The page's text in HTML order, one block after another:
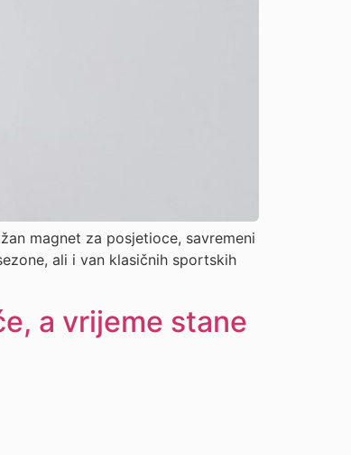
magnet za posjetioce, savremeni
ali i van klasičnih sportskih
a vrijeme stane